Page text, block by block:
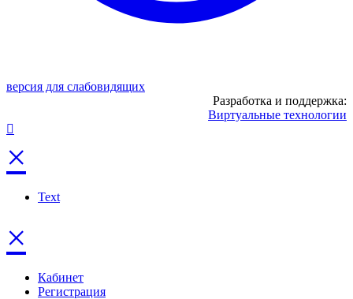
версия для слабовидящих
Разработка и поддержка:
Виртуальные технологии
×
Text
×
Кабинет
Регистрация